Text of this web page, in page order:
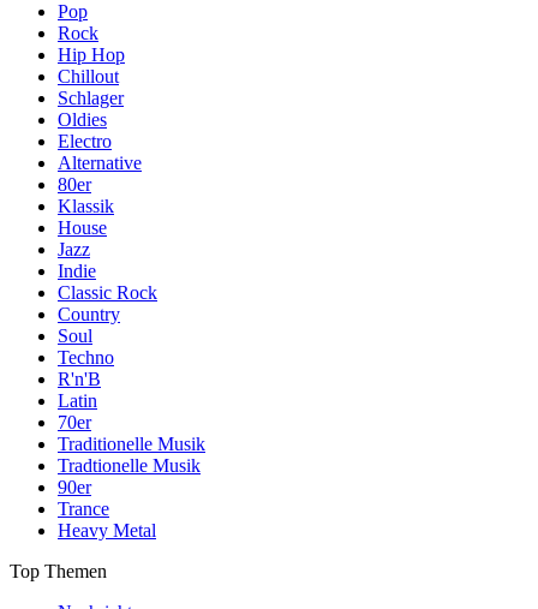
Pop
Rock
Hip Hop
Chillout
Schlager
Oldies
Electro
Alternative
80er
Klassik
House
Jazz
Indie
Classic Rock
Country
Soul
Techno
R'n'B
Latin
70er
Traditionelle Musik
Tradtionelle Musik
90er
Trance
Heavy Metal
Top Themen